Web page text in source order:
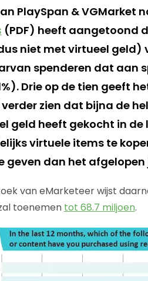
PlaySpan & VGMarket
(PDF) heeft aangetoond
niet met virtueel
spenderen dat aan
Drie op de tien geeft
zien dat bijna de
geld heeft gekocht in de
virtuele items te
geven dan het afgelopen
van eMarketeer wijst
toenemen tot 68.7 miljoen.